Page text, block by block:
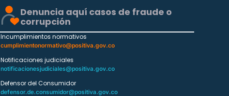
Denuncia aquí casos de fraude o
corrupción
Incumplimientos normativos
cumplimientonormativo@positiva.gov.co
Notificaciones judiciales
notificacionesjudiciales@positiva.gov.co
Defensor del Consumidor
defensor.de.consumidor@positiva.gov.co